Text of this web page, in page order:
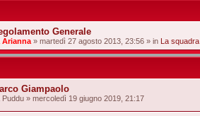
Generale
Arianna » martedì 27 agosto 2013, 23:56 » in La squadra
Giampaolo
Puddu » mercoledì 19 giugno 2019, 21:17